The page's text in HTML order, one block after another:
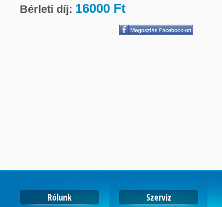
Bérleti díj: 16000 Ft
Rólunk
Szerviz